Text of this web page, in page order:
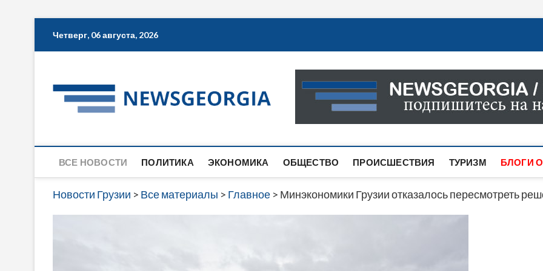
Четверг, 06 августа, 2026
Новости Грузии
САМАЯ АКТУАЛЬНАЯ ИНФОРМАЦИЯ О СОБЫТИЯХ
САЙТЕ ВЫ НАЙДЕТЕ НОВОСТИ ПОЛИТИКИ,
ВСЕ НОВОСТИ ПОЛИТИКА ЭКОНОМИКА ОБЩЕСТВО ПРОИСШЕСТВИЯ ТУРИЗМ БЛОГИ
Новости Грузии > Все материалы > Главное > Минэкономики Грузии отказалось пересмотреть